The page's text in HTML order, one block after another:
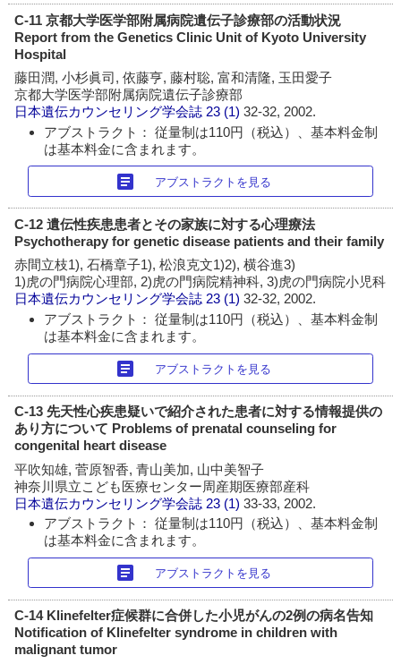
C-11 京都大学医学部附属病院遺伝子診療部の活動状況
Report from the Genetics Clinic Unit of Kyoto University
Hospital
藤田潤, 小杉眞司, 依藤亨, 藤村聡, 富和清隆, 玉田愛子
京都大学医学部附属病院遺伝子診療部
日本遺伝カウンセリング学会誌 23 (1)32-32, 2002.
アブストラクト： 従量制は110円（税込）、基本料金制
は基本料金に含まれます。
article アブストラクトを見る
C-12 遺伝性疾患患者とその家族に対する心理療法
Psychotherapy for genetic disease patients and their family
赤間立枝1), 石橋章子1), 松浪克文1)2), 横谷進3)
1)虎の門病院心理部, 2)虎の門病院精神科, 3)虎の門病院小児科
日本遺伝カウンセリング学会誌 23 (1)32-32, 2002.
アブストラクト： 従量制は110円（税込）、基本料金制
は基本料金に含まれます。
article アブストラクトを見る
C-13 先天性心疾患疑いで紹介された患者に対する情報提供の
あり方について Problems of prenatal counseling for
congenital heart disease
平吹知雄, 菅原智香, 青山美加, 山中美智子
神奈川県立こども医療センター周産期医療部産科
日本遺伝カウンセリング学会誌 23 (1)33-33, 2002.
アブストラクト： 従量制は110円（税込）、基本料金制
は基本料金に含まれます。
article アブストラクトを見る
C-14 Klinefelter症候群に合併した小児がんの2例の病名告知
Notification of Klinefelter syndrome in children with
malignant tumor